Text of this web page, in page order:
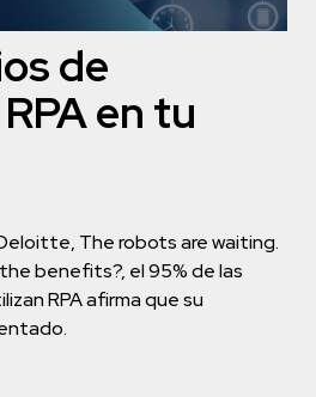
de
en tu
The robots are waiting.
benefits?, el 95% de las
RPA afirma que su